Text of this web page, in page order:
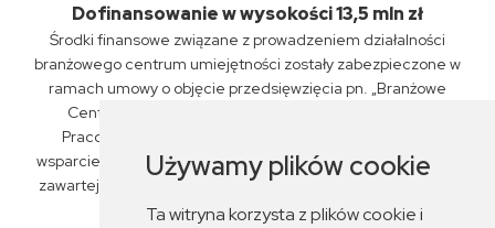
Używamy plików cookie
Ta witryna korzysta z plików cookie i
Dofinansowanie w wysokości 13,5 mln zł
Środki finansowe związane z prowadzeniem działalności
branżowego centrum umiejętności zostały zabezpieczone w
ramach umowy o objęcie przedsięwzięcia pn. „Branżowe
Centrum Umiejętności „PKP Intercity” S.A., Związku
Pracodawców Kolejowych oraz ZSP nr 6 w Siedlcach"
wsparciem z planu rozwojowego nr KPO/22/1/BCU/U/0029,
zawartej przez Miasto Siedlce z Fundacją Rozwoju Systemu
Edukacji dnia 14 czerwca 2023 r.